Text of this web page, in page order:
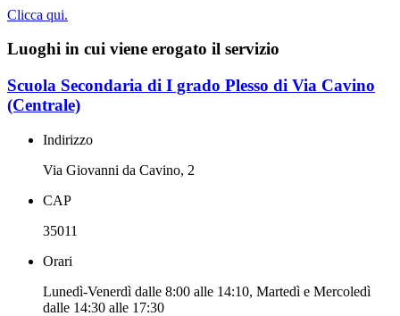
Clicca qui.
Luoghi in cui viene erogato il servizio
Scuola Secondaria di I grado Plesso di Via Cavino
(Centrale)
Indirizzo
Via Giovanni da Cavino, 2
CAP
35011
Orari
Lunedì-Venerdì dalle 8:00 alle 14:10, Martedì e Mercoledì
dalle 14:30 alle 17:30